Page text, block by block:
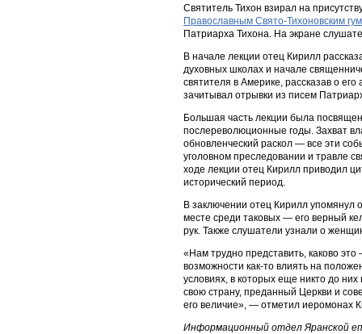
Святитель Тихон взирал на
Православным Свято-Тихоновским
Патриарха Тихона. На экране
В начале лекции отец Кирилл
духовных школах и начале
святителя в Америке, рассказав о
зачитывал отрывки из писем
Большая часть лекции была
послереволюционные годы. Захват
обновленческий раскол — все эти
уголовном преследовании и травле
ходе лекции отец Кирилл приводил
исторический период.
В заключении отец Кирилл упомянул
месте среди таковых — его верный
рук. Также слушатели узнали о
«Нам трудно представить, каково
возможности как-то влиять на
условиях, в которых еще никто до
свою страну, преданный Церкви и
его величие», — отметил иеромонах
Информационный отдел Яранской